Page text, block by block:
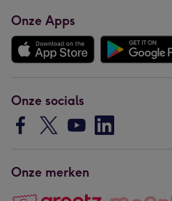
Onze Apps
Onze socials
Onze merken